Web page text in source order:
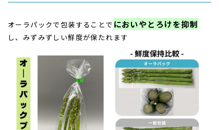
オーラパックで包装することで においやとろけを抑制
し、みずみずしい鮮度が保たれます